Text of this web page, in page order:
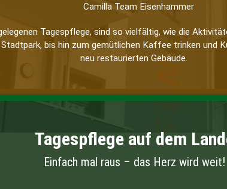
Tagespflege, sind so vielfältig, wie die
bis hin zum gemütlichen Kaffee trinken und
neu restaurierten Gebäude.
Tagespflege auf dem
Einfach mal raus – das Herz wird weit!